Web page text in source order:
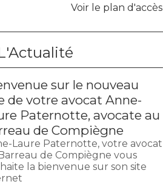
Voir le plan d'accès
sur le nouveau
de votre avocat Anne-
Paternotte, avocate au
de Compiègne
Laure Paternotte, votre avocat
de Compiègne vous
la bienvenue sur son site